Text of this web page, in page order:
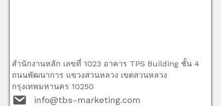
สำนักงานหลัก เลขที่ 1023 อาคาร TPS Building ชั้น 4
ถนนพัฒนาการ แขวงสวนหลวง เขตสวนหลวง
กรุงเทพมหานคร 10250
info@tbs-marketing.com